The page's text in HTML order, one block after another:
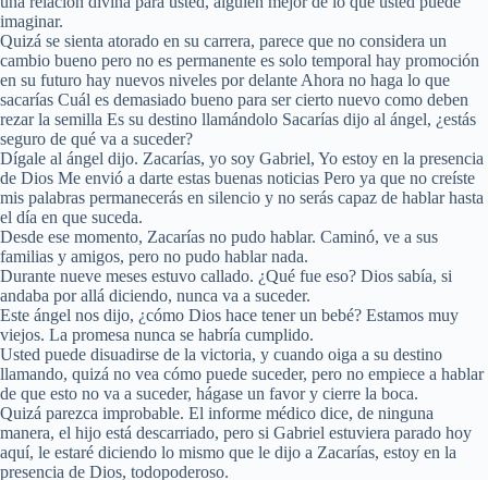
imaginar.
Quizá se sienta atorado en su carrera, parece que no considera un
cambio bueno pero no es permanente es solo temporal hay promoción
en su futuro hay nuevos niveles por delante Ahora no haga lo que
sacarías Cuál es demasiado bueno para ser cierto nuevo como deben
rezar la semilla Es su destino llamándolo Sacarías dijo al ángel, ¿estás
seguro de qué va a suceder?
Dígale al ángel dijo. Zacarías, yo soy Gabriel, Yo estoy en la presencia
de Dios Me envió a darte estas buenas noticias Pero ya que no creíste
mis palabras permanecerás en silencio y no serás capaz de hablar hasta
el día en que suceda.
Desde ese momento, Zacarías no pudo hablar. Caminó, ve a sus
familias y amigos, pero no pudo hablar nada.
Durante nueve meses estuvo callado. ¿Qué fue eso? Dios sabía, si
andaba por allá diciendo, nunca va a suceder.
Este ángel nos dijo, ¿cómo Dios hace tener un bebé? Estamos muy
viejos. La promesa nunca se habría cumplido.
Usted puede disuadirse de la victoria, y cuando oiga a su destino
llamando, quizá no vea cómo puede suceder, pero no empiece a hablar
de que esto no va a suceder, hágase un favor y cierre la boca.
Quizá parezca improbable. El informe médico dice, de ninguna
manera, el hijo está descarriado, pero si Gabriel estuviera parado hoy
aquí, le estaré diciendo lo mismo que le dijo a Zacarías, estoy en la
presencia de Dios, todopoderoso.